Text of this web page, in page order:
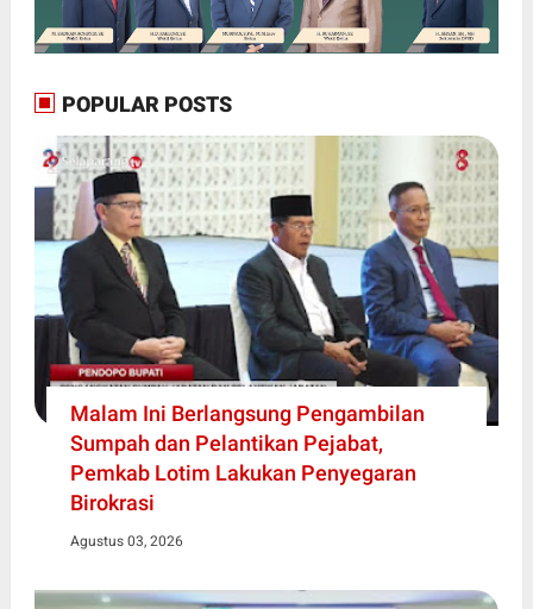
POPULAR POSTS
Malam Ini Berlangsung Pengambilan
Sumpah dan Pelantikan Pejabat,
Pemkab Lotim Lakukan Penyegaran
Birokrasi
Agustus 03, 2026